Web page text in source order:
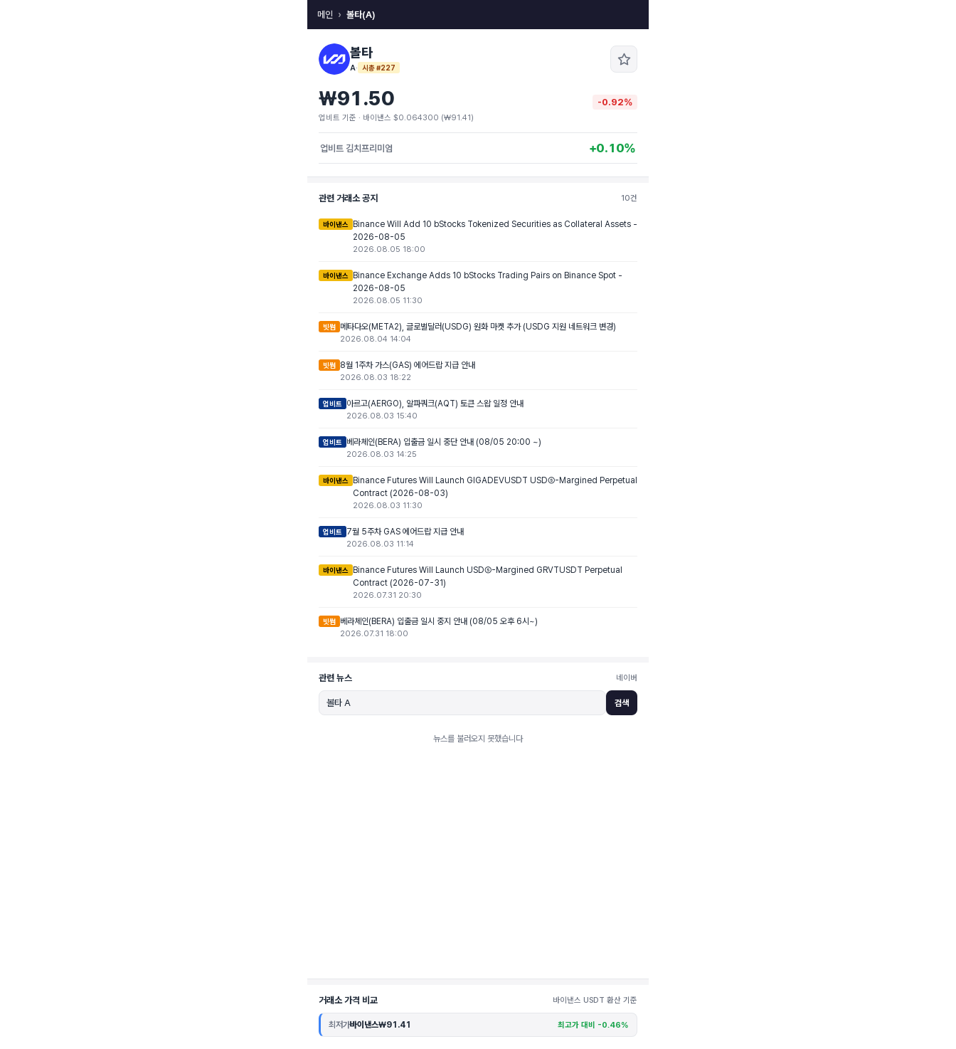
메인 볼타(A)
볼타
A· 시총 #227
₩91.50 -0.92%
업비트 기준 · 바이낸스 $0.064300 (₩91.41)
업비트 김치프리미엄 +0.10%
관련 거래소 공지 10건
바이낸스
Binance Will Add 10 bStocks Tokenized Securities as Collateral Assets -
2026-08-05
2026.08.05 18:00
바이낸스
Binance Exchange Adds 10 bStocks Trading Pairs on Binance Spot -
2026-08-05
2026.08.05 11:30
빗썸 메타다오(META2), 글로벌달러(USDG) 원화 마켓 추가 (USDG 지원 네트워크 변경)
2026.08.04 14:04
빗썸 8월 1주차 가스(GAS) 에어드랍 지급 안내
2026.08.03 18:22
업비트 아르고(AERGO), 알파쿼크(AQT) 토큰 스왑 일정 안내
2026.08.03 15:40
업비트 베라체인(BERA) 입출금 일시 중단 안내 (08/05 20:00 ~)
2026.08.03 14:25
바이낸스
Binance Futures Will Launch GIGADEVUSDT USDⓈ-Margined Perpetual
Contract (2026-08-03)
2026.08.03 11:30
업비트 7월 5주차 GAS 에어드랍 지급 안내
2026.08.03 11:14
바이낸스
Binance Futures Will Launch USDⓈ-Margined GRVTUSDT Perpetual
Contract (2026-07-31)
2026.07.31 20:30
빗썸 베라체인(BERA) 입출금 일시 중지 안내 (08/05 오후 6시~)
2026.07.31 18:00
관련 뉴스 네이버
검색
뉴스를 불러오지 못했습니다
거래소 가격 비교 바이낸스 USDT 환산 기준
최저가바이낸스₩91.41 최고가 대비 -0.46%